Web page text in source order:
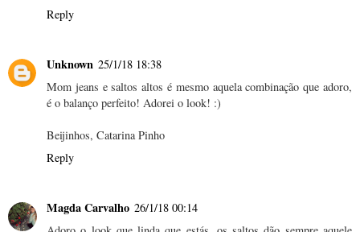
Reply
Unknown 25/1/18 18:38
Mom jeans e saltos altos é mesmo aquela combinação que adoro,
é o balanço perfeito! Adorei o look! :)
Beijinhos, Catarina Pinho
Reply
Magda Carvalho 26/1/18 00:14